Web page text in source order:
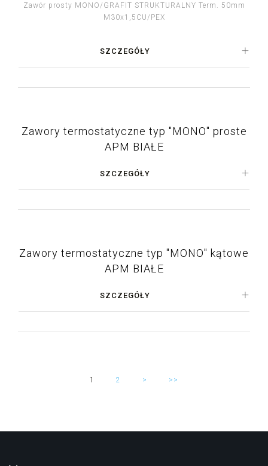
Zawór prosty MONO/GRAFIT STRUKTURALNY Term. 50mm
M30x1,5CU/PEX
SZCZEGÓŁY
Zawory termostatyczne typ "MONO" proste
APM BIAŁE
SZCZEGÓŁY
Zawory termostatyczne typ "MONO" kątowe
APM BIAŁE
SZCZEGÓŁY
1 2 > >>